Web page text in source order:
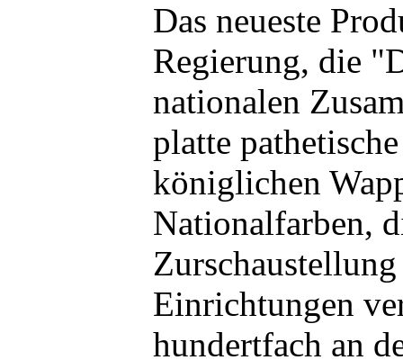
Das neueste
Regierung, die
nationalen
platte
königlichen
Nationalfarben,
Einrichtungen
hundertfach an